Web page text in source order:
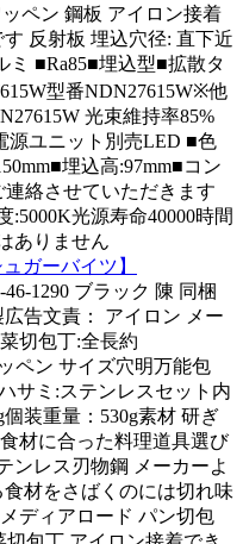
ペン 鋼板 アイロン接着
反射板 埋込穴径: 直下近
ミ ■Ra85■埋込型■拡散タ
型番NDN27615W※他
光束維持率85%
源ユニット別売LED ■色
埋込高:97mm■コン
絡させていただきます
光源寿命40000時間
ありません
ガーバイツ】
1290 ブラック 陳 同梱
告文責： アイロン メー
切包丁:全長約
ペン サイズ穴明万能包
サミ:ステンレスセット内
装重量：530g素材 研ぎ
材に合った料理道具選び
ンレス刃物鋼 メーカーよ
材をさばくのには切れ味
ディアロード パン切包